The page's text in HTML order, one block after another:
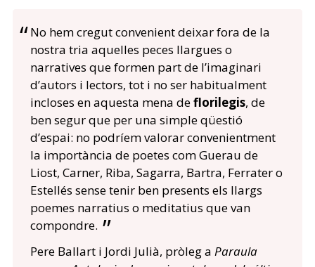
No hem cregut convenient deixar fora de la
nostra tria aquelles peces llargues o
narratives que formen part de l’imaginari
d’autors i lectors, tot i no ser habitualment
incloses en aquesta mena deflorilegis, de
ben segur que per una simple qüestió
d’espai: no podríem valorar convenientment
la importància de poetes com Guerau de
Liost, Carner, Riba, Sagarra, Bartra, Ferrater o
Estellés sense tenir ben presents els llargs
poemes narratius o meditatius que van
compondre.
Pere Ballart i Jordi Julià, pròleg a Paraula